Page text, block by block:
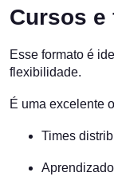
Cursos e
Esse formato é
flexibilidade.
É uma excelente
Times